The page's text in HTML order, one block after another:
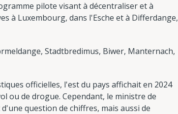
pilote visant à décentraliser et à
à Luxembourg, dans l'Esche et à Differdange,
Stadtbredimus, Biwer, Manternach,
officielles, l'est du pays affichait en 2024
ou de drogue. Cependant, le ministre de
question de chiffres, mais aussi de